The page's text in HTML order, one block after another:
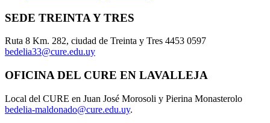
SEDE TREINTA Y TRES
Ruta 8 Km. 282, ciudad de Treinta y Tres 4453 0597
bedelia33@cure.edu.uy
OFICINA DEL CURE EN LAVALLEJA
Local del CURE en Juan José Morosoli y Pierina Monasterolo
bedelia-maldonado@cure.edu.uy.